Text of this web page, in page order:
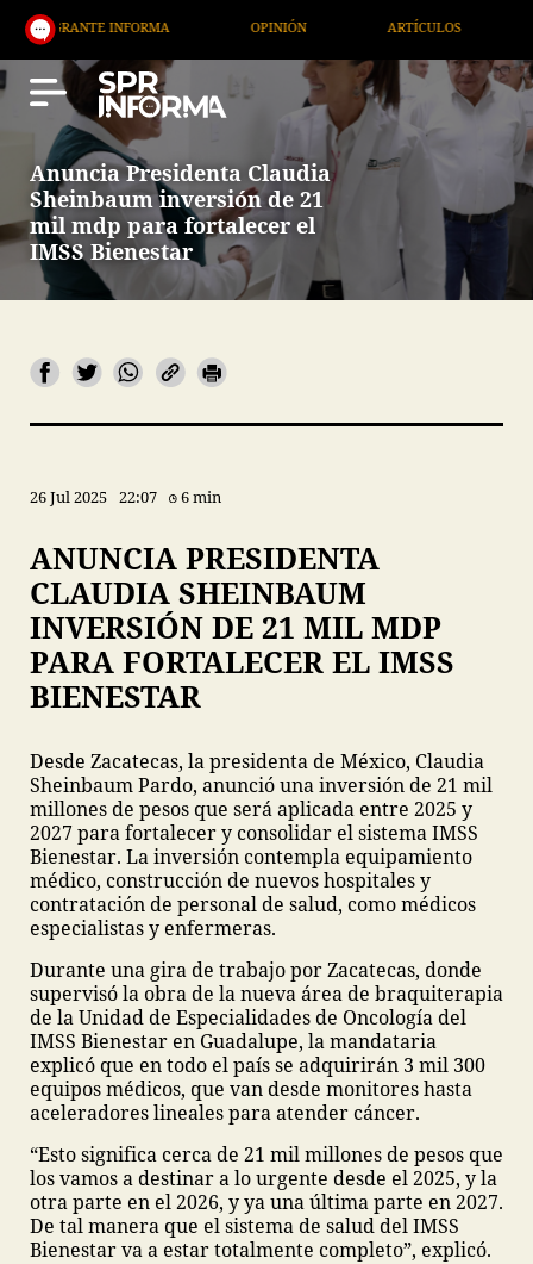
INFORMA ARTÍCULOS
Anuncia Presidenta Claudia
Sheinbaum inversión de 21
mil mdp para fortalecer el
IMSS Bienestar
26 Jul 2025 22:07 6 min
ANUNCIA PRESIDENTA
CLAUDIA SHEINBAUM
INVERSIÓN DE 21 MIL MDP
PARA FORTALECER EL IMSS
BIENESTAR
Desde Zacatecas, la presidenta de México, Claudia
Sheinbaum Pardo, anunció una inversión de 21 mil
millones de pesos que será aplicada entre 2025 y
2027 para fortalecer y consolidar el sistema IMSS
Bienestar. La inversión contempla equipamiento
médico, construcción de nuevos hospitales y
contratación de personal de salud, como médicos
especialistas y enfermeras.
Durante una gira de trabajo por Zacatecas, donde
supervisó la obra de la nueva área de braquiterapia
de la Unidad de Especialidades de Oncología del
IMSS Bienestar en Guadalupe, la mandataria
explicó que en todo el país se adquirirán 3 mil 300
equipos médicos, que van desde monitores hasta
aceleradores lineales para atender cáncer.
“Esto significa cerca de 21 mil millones de pesos que
los vamos a destinar a lo urgente desde el 2025, y la
otra parte en el 2026, y ya una última parte en 2027.
De tal manera que el sistema de salud del IMSS
Bienestar va a estar totalmente completo”, explicó.